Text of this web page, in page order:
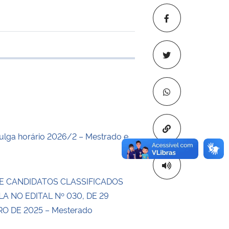
Copiar para
transferência
horário 2026/2 – Mestrado e
CANDIDATOS CLASSIFICADOS
NO EDITAL Nº 030, DE 29
DE 2025 – Mesterado